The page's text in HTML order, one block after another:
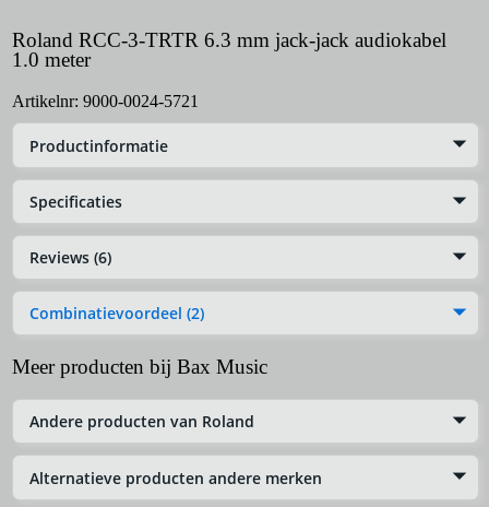
Roland RCC-3-TRTR 6.3 mm jack-jack audiokabel
1.0 meter
Artikelnr: 9000-0024-5721
Productinformatie
Specificaties
Reviews (6)
Combinatievoordeel (2)
Meer producten bij Bax Music
Andere producten van Roland
Alternatieve producten andere merken